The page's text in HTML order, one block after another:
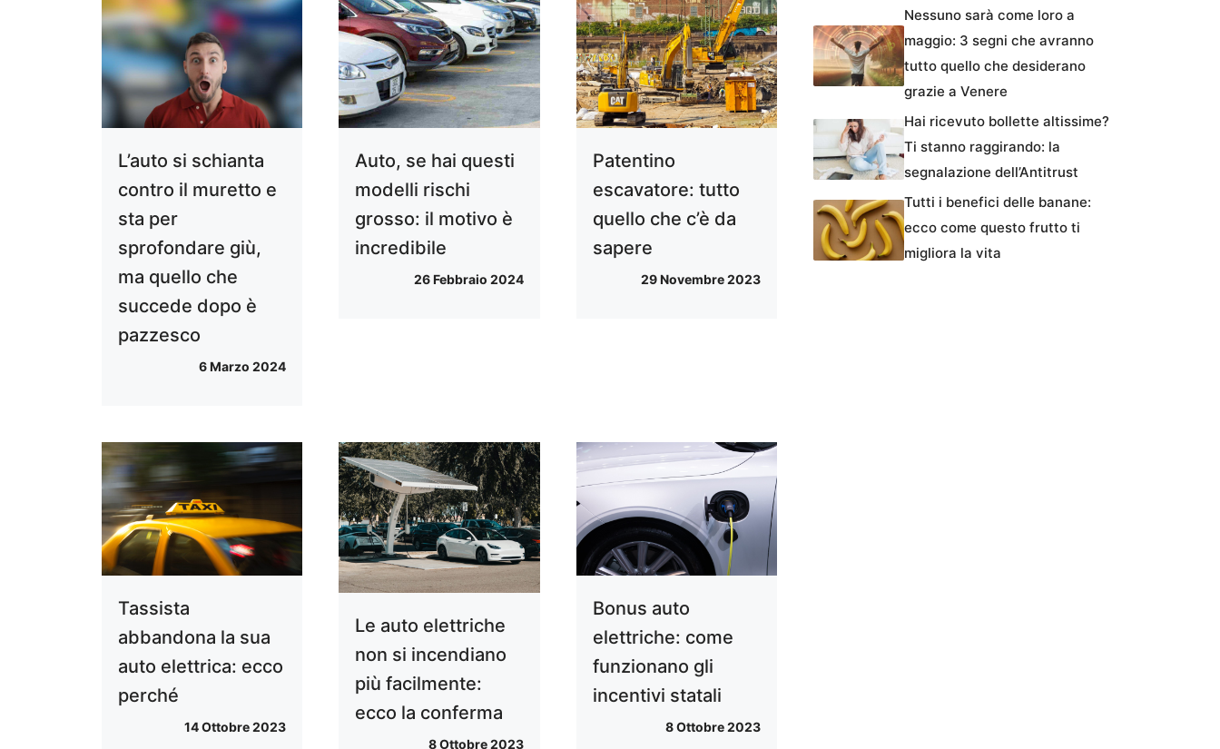
L’auto si schianta
contro il muretto e
sta per
sprofondare giù,
ma quello che
succede dopo è
pazzesco
6 Marzo 2024
Auto, se hai questi
modelli rischi
grosso: il motivo è
incredibile
26 Febbraio 2024
Patentino
escavatore: tutto
quello che c’è da
sapere
29 Novembre 2023
Tassista
abbandona la sua
auto elettrica: ecco
perché
14 Ottobre 2023
Le auto elettriche
non si incendiano
più facilmente:
ecco la conferma
8 Ottobre 2023
Bonus auto
elettriche: come
funzionano gli
incentivi statali
8 Ottobre 2023
Nessuno sarà come loro a
maggio: 3 segni che avranno
tutto quello che desiderano
grazie a Venere
Hai ricevuto bollette altissime?
Ti stanno raggirando: la
segnalazione dell’Antitrust
Tutti i benefici delle banane:
ecco come questo frutto ti
migliora la vita